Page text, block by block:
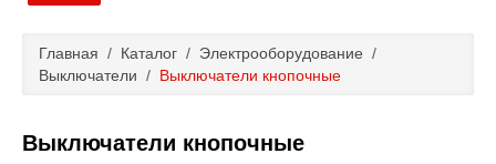
Каталог
Полезные статьи
Главная / Каталог / Электрооборудование /
Выключатели / Выключатели кнопочные
Выключатели кнопочные